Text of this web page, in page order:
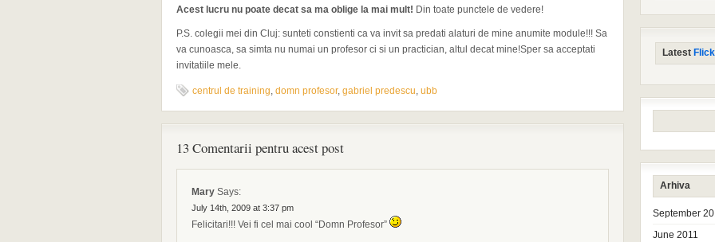
Acest lucru nu poate decat sa ma oblige la mai mult! Din toate punctele de vedere!
P.S. colegii mei din Cluj: sunteti constienti ca va invit sa predati alaturi de mine anumite module!!! Sa
va cunoasca, sa simta nu numai un profesor ci si un practician, altul decat mine!Sper sa acceptati
invitatiile mele.
centrul de training, domn profesor, gabriel predescu, ubb
13 Comentarii pentru acest post
Mary Says:
July 14th, 2009 at 3:37 pm
Felicitari!!! Vei fi cel mai cool “Domn Profesor”
Latest Flick
Arhiva
September
June 2011